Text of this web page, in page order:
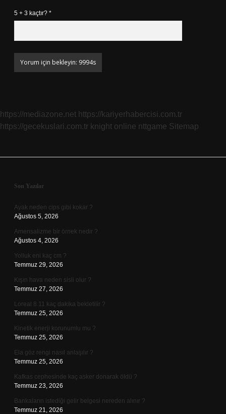
5 + 3 kaçtır? *
https://mediazone.net https://kariyerhabercisi.com.tr
https://gecekuslari.com.tr knight online nttgame Sitemap
Sidebar
Son Yazılar
Ayak neden cips gibi kokar ?
Ağustos 5, 2026
Amensalizme bir örnek nedir ?
Ağustos 4, 2026
Yolluk eni kaç cm ?
Temmuz 29, 2026
Kışın hava neden sisli olur ?
Temmuz 27, 2026
Loreal 8.11 kaç dakika bekletilir ?
Temmuz 25, 2026
Kinetik enerji korunumlu mu ?
Temmuz 25, 2026
Ela göz rengi nasıl anlaşılır ?
Temmuz 25, 2026
Kafkas cephesinde kaç asker donarak öldü ?
Temmuz 23, 2026
Bankaların istediği gelir belgesi nereden alınır ?
Temmuz 21, 2026